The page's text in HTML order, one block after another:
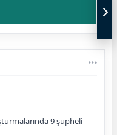
9 şüpheli